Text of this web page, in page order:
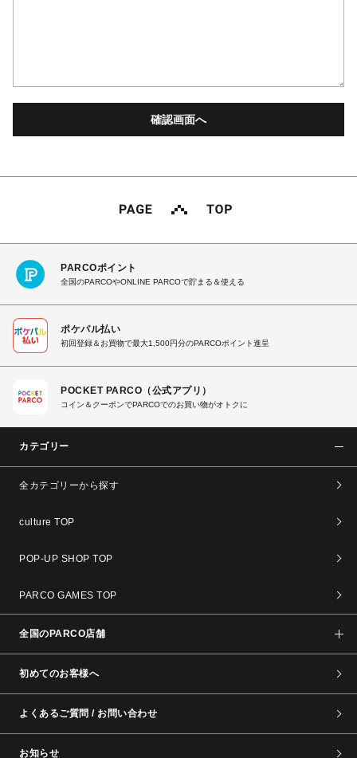
PARCOポイント
全国のPARCOやONLINE PARCOで貯まる＆使える
ポケパル払い
初回登録＆お買物で最大1,500円分のPARCOポイント進呈
POCKET PARCO（公式アプリ）
コイン＆クーポンでPARCOでのお買い物がオトクに
カテゴリー
全カテゴリーから探す
culture TOP
POP-UP SHOP TOP
PARCO GAMES TOP
全国のPARCO店舗
初めてのお客様へ
よくあるご質問 / お問い合わせ
お知らせ